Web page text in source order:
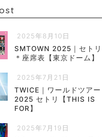
2025年8月10日
SMTOWN 2025｜セトリ
＊座席表【東京ドーム】
2025年7月21日
TWICE｜ワールドツアー
2025 セトリ【THIS IS
FOR】
2025年7月19日